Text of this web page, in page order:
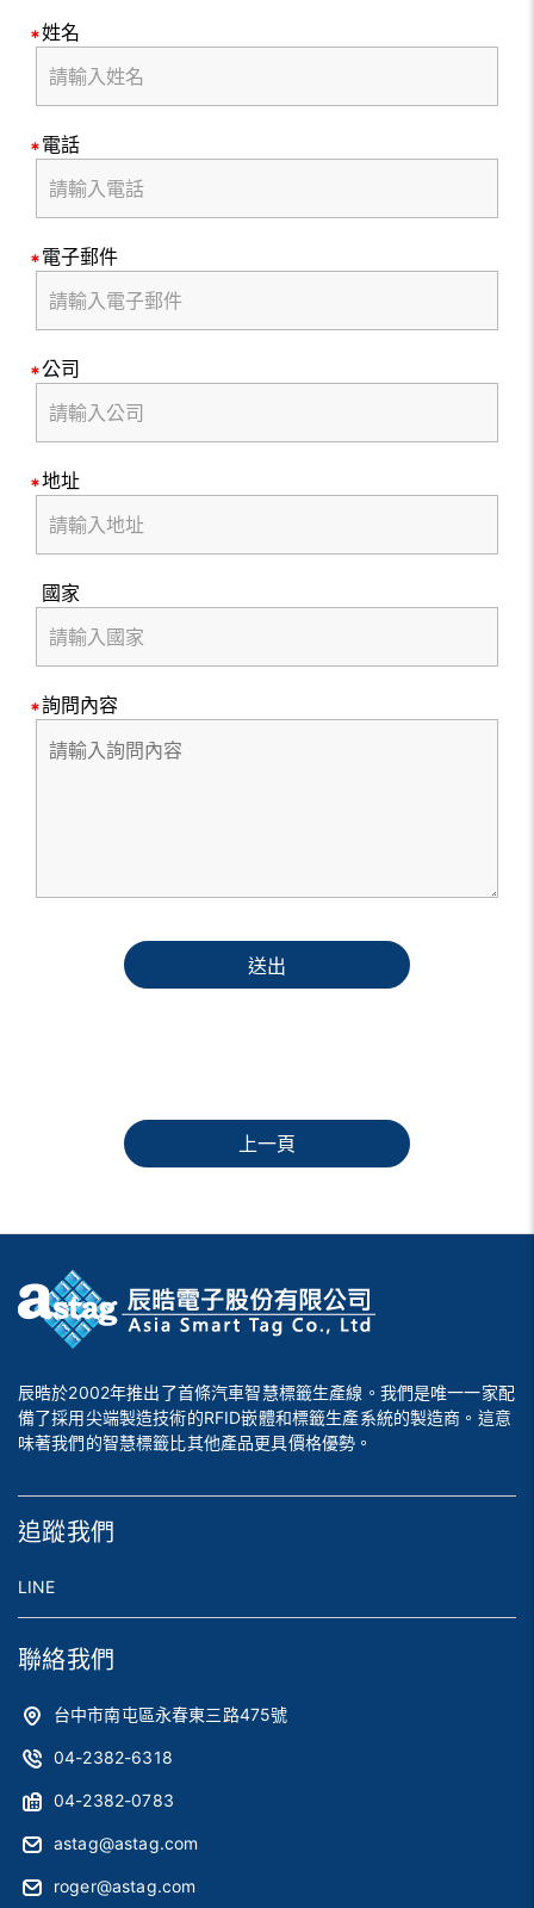
姓名
電話
電子郵件
公司
地址
國家
詢問內容
送出
上一頁
辰晧於2002年推出了首條汽車智慧標籤生產線。我們是唯一一家配
備了採用尖端製造技術的RFID嵌體和標籤生產系統的製造商。這意
味著我們的智慧標籤比其他產品更具價格優勢。
追蹤我們
LINE
聯絡我們
台中市南屯區永春東三路475號
04-2382-6318
04-2382-0783
astag@astag.com
roger@astag.com